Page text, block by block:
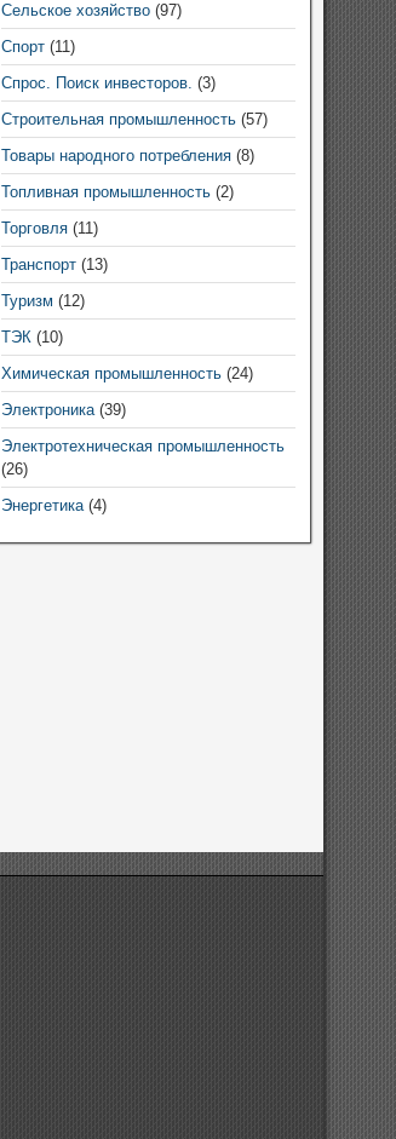
Сельское хозяйство(97)
Спорт(11)
Спрос. Поиск инвесторов. (3)
Строительная промышленность(57)
Товары народного потребления(8)
Топливная промышленность(2)
Торговля(11)
Транспорт(13)
Туризм (12)
ТЭК(10)
Химическая промышленность(24)
Электроника(39)
Электротехническая промышленность
(26)
Энергетика(4)